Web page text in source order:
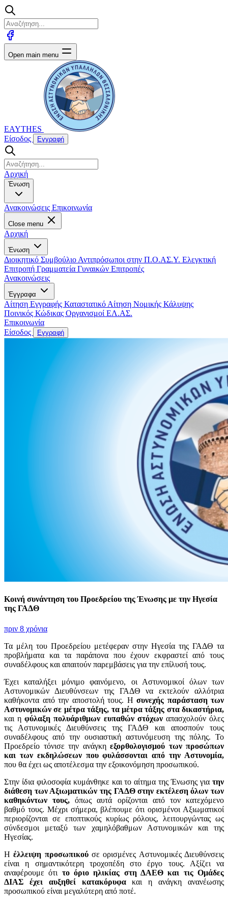
Open main menu
EAYTHES
Είσοδος
Εγγραφή
Αρχική
Ένωση
Ανακοινώσεις Επικοινωνία
Close menu
Αρχική
Ένωση
Διοικητικό Συμβούλιο Αντιπρόσωποι στην Π.Ο.ΑΣ.Υ. Ελεγκτική
Επιτροπή Γραμματεία Γυναικών Επιτροπές
Ανακοινώσεις
Έγγραφα
Αίτηση Εγγραφής Καταστατικό Αίτηση Νομικής Κάλυψης
Ποινικός Κώδικας Οργανισμοί ΕΛ.ΑΣ.
Επικοινωνία
Είσοδος
Εγγραφή
Κοινή συνάντηση του Προεδρείου της Ένωσης με την Ηγεσία
της ΓΑΔΘ
πριν 8 χρόνια
Τα μέλη του Προεδρείου μετέφεραν στην Ηγεσία της ΓΑΔΘ τα
προβλήματα και τα παράπονα που έχουν εκφραστεί από τους
συναδέλφους και απαιτούν παρεμβάσεις για την επίλυσή τους.
Έχει καταλήξει μόνιμο φαινόμενο, οι Αστυνομικοί όλων των
Αστυνομικών Διευθύνσεων της ΓΑΔΘ να εκτελούν αλλότρια
καθήκοντα από την αποστολή τους. Η συνεχής παράσταση των
Αστυνομικών σε μέτρα τάξης, τα μέτρα τάξης στα δικαστήρια,
και ηφύλαξη πολυάριθμων ευπαθών στόχων απασχολούν όλες
τις Αστυνομικές Διευθύνσεις της ΓΑΔΘ και αποσπούν τους
συναδέλφους από την ουσιαστική αστυνόμευση της πόλης. Το
Προεδρείο τόνισε την ανάγκη εξορθολογισμού των προσώπων
και των εκδηλώσεων που φυλάσσονται από την Αστυνομία,
που θα έχει ως αποτέλεσμα την εξοικονόμηση προσωπικού.
Στην ίδια φιλοσοφία κυμάνθηκε και το αίτημα της Ένωσης για την
διάθεση των Αξιωματικών της ΓΑΔΘ στην εκτέλεση όλων των
καθηκόντων τους,όπως αυτά ορίζονται από τον κατεχόμενο
βαθμό τους. Μέχρι σήμερα, βλέπουμε ότι ορισμένοι Αξιωματικοί
περιορίζονται σε εποπτικούς κυρίως ρόλους, λειτουργώντας ως
σύνδεσμοι μεταξύ των χαμηλόβαθμων Αστυνομικών και της
Ηγεσίας.
Ηέλλειψη προσωπικούσε ορισμένες Αστυνομικές Διευθύνσεις
είναι η σημαντικότερη τροχοπέδη στο έργο τους. Αξίζει να
αναφέρουμε ότι το όριο ηλικίας στη ΔΑΕΘ και τις Ομάδες
ΔΙΑΣ έχει αυξηθεί κατακόρυφακαι η ανάγκη ανανέωσης
προσωπικού είναι μεγαλύτερη από ποτέ.